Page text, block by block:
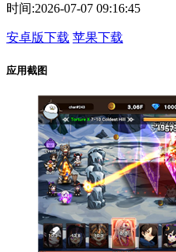
时间:2026-07-07 09:16:45
安卓版下载 苹果下载
应用截图